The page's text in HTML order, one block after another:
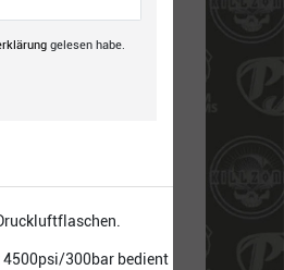
gelesen habe.
4500psi/300bar bedient